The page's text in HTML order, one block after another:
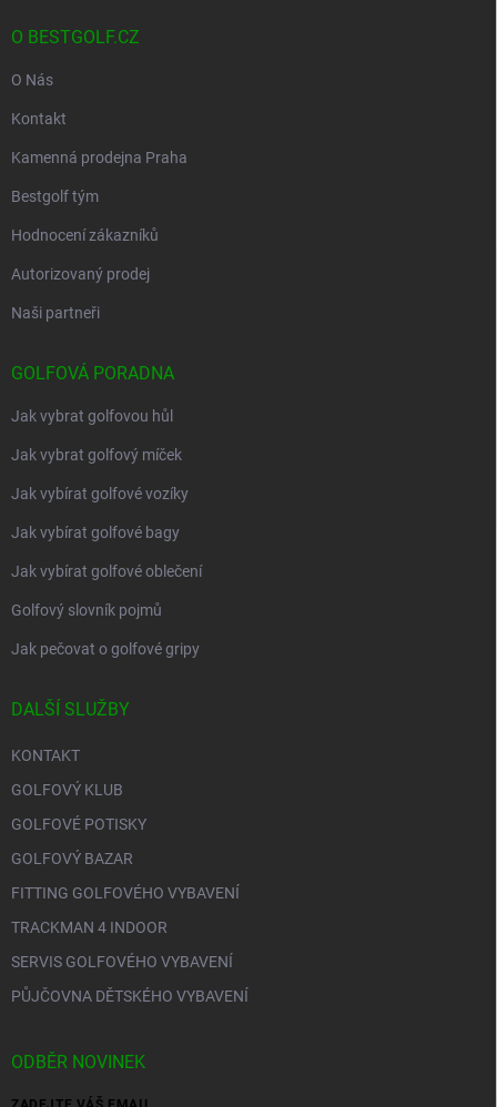
O BESTGOLF.CZ
O Nás
Kontakt
Kamenná prodejna Praha
Bestgolf tým
Hodnocení zákazníků
Autorizovaný prodej
Naši partneři
GOLFOVÁ PORADNA
Jak vybrat golfovou hůl
Jak vybrat golfový míček
Jak vybírat golfové vozíky
Jak vybírat golfové bagy
Jak vybírat golfové oblečení
Golfový slovník pojmů
Jak pečovat o golfové gripy
DALŠÍ SLUŽBY
KONTAKT
GOLFOVÝ KLUB
GOLFOVÉ POTISKY
GOLFOVÝ BAZAR
FITTING GOLFOVÉHO VYBAVENÍ
TRACKMAN 4 INDOOR
SERVIS GOLFOVÉHO VYBAVENÍ
PŮJČOVNA DĚTSKÉHO VYBAVENÍ
ODBĚR NOVINEK